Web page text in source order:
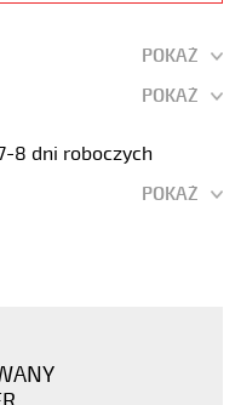
POKAŻ
POKAŻ
8 dni roboczych
POKAŻ